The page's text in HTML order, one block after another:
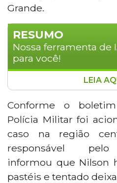
Grande.
RESUMO
Nossa ferramenta de
para você!
Homem de 38 anos
Maracaju, a 159
Grande, após ser
mãos amarradas por
sair sem pagar dois
em uma lanchonete.
acionada e o
Central com
LEIA
Conforme o
Polícia Militar foi
caso na região
responsável pelo
informou que Nilson
pastéis e tentado